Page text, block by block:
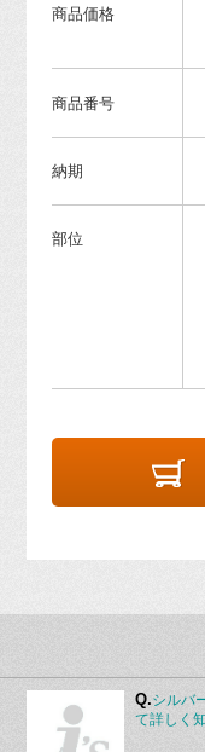
商品価格
商品番号
納期
部位
Q.シルバ
て詳しく